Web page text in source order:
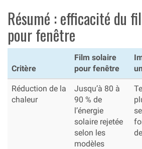
Résumé : efficacité du
pour fenêtre
Critère
Film solaire
pour fenêtre
Réduction de la
chaleur
Jusqu’à 80 à
90 % de
l’énergie
solaire rejetée
selon les
modèles